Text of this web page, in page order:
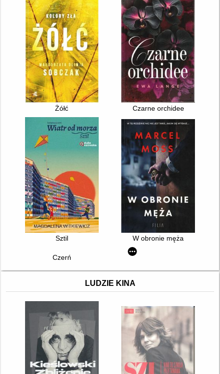
Żółć Czarne orchidee
Sztil W obronie męża
Czerń
LUDZIE KINA